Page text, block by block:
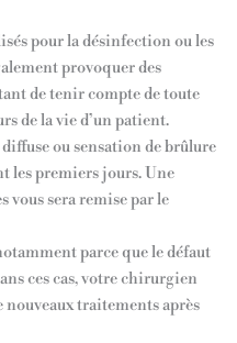
pour la désinfection ou les
provoquer des
de tenir compte de toute
de la vie d’un patient.
ou sensation de brûlure
les premiers jours. Une
vous sera remise par le
parce que le défaut
ces cas, votre chirurgien
nouveaux traitements après